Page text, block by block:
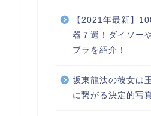
【2021年最新】
器７選！ダイソー
プラを紹介！
坂東龍汰の彼女は
に繋がる決定的写